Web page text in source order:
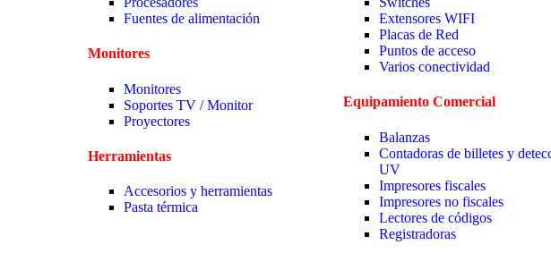
Fuentes de alimentación
Monitores
Monitores
Soportes TV / Monitor
Proyectores
Herramientas
Accesorios y herramientas
Pasta térmica
Extensores WIFI
Placas de Red
Puntos de acceso
Varios conectividad
Equipamiento Comercial
Balanzas
Contadoras de billetes y
UV
Impresores fiscales
Impresores no fiscales
Lectores de códigos
Registradoras